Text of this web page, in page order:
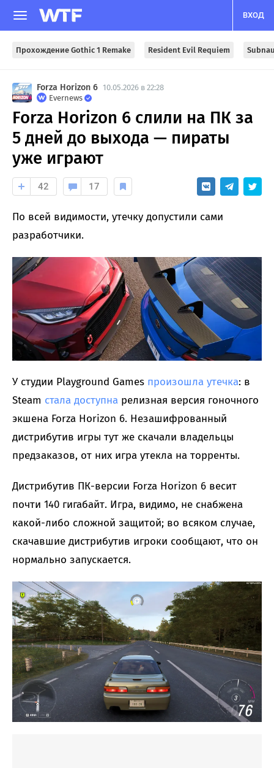
ВХОД
Прохождение Gothic 1 Remake Resident Evil Requiem
Forza Horizon 6 10.05.2026 в 22:28
Evernews
Forza Horizon 6 слили на ПК за
5 дней до выхода — пираты
уже играют
42 17
По всей видимости, утечку допустили сами
разработчики.
У студии Playground Games произошла утечка: в
Steam стала доступна релизная версия гоночного
экшена Forza Horizon 6. Незашифрованный
дистрибутив игры тут же скачали владельцы
предзаказов, от них игра утекла на торренты.
Дистрибутив ПК-версии Forza Horizon 6 весит
почти 140 гигабайт. Игра, видимо, не снабжена
какой-либо сложной защитой; во всяком случае,
скачавшие дистрибутив игроки сообщают, что он
нормально запускается.